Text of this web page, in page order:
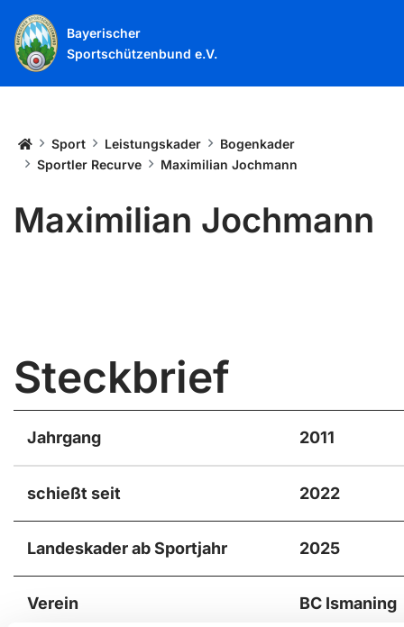
Bayerischer
Sportschützenbund e.V.
Startseite
Sport Leistungskader
Bogenkader
Sportler Recurve
Maximilian Jochmann
Maximilian Jochmann
Steckbrief
Jahrgang 2011
schießt seit 2022
Landeskader ab Sportjahr 2025
Verein BC Ismaning